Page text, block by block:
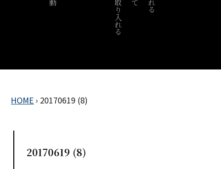
HOME › 20170619 (8)
20170619 (8)